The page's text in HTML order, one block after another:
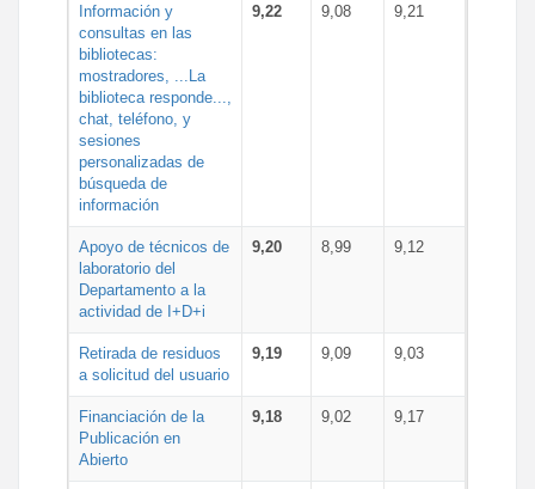
Información y
consultas en las
bibliotecas:
mostradores, ...La
biblioteca responde...,
chat, teléfono, y
sesiones
personalizadas de
búsqueda de
información
9,22 9,08 9,21
Apoyo de técnicos de
laboratorio del
Departamento a la
actividad de I+D+i
9,20 8,99 9,12
Retirada de residuos
a solicitud del usuario
9,19 9,09 9,03
Financiación de la
Publicación en
Abierto
9,18 9,02 9,17